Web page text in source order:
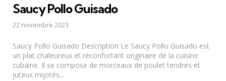
Saucy Pollo Guisado
22 novembre 2023
Saucy Pollo Guisado Description Le Saucy Pollo Guisado est
un plat chaleureux et réconfortant originaire de la cuisine
cubaine. Il se compose de morceaux de poulet tendres et
juteux mijotés...